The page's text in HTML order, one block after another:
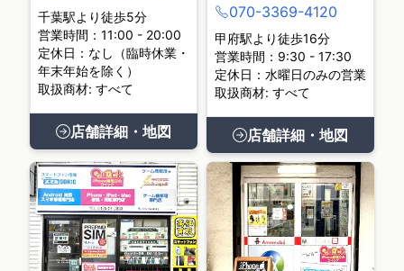
千葉駅より徒歩5分
営業時間：11:00 - 20:00
定休日：なし（臨時休業・
年末年始を除く）
取扱商材: すべて
店舗詳細・地図
070-3369-4120
甲府駅より徒歩16分
営業時間：9:30 - 17:30
定休日：水曜日のみの営業
取扱商材: すべて
店舗詳細・地図